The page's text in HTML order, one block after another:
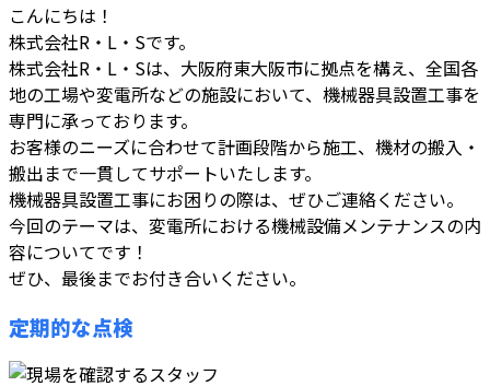
こんにちは！
株式会社R・L・Sです。
株式会社R・L・Sは、大阪府東大阪市に拠点を構え、全国各
地の工場や変電所などの施設において、機械器具設置工事を
専門に承っております。
お客様のニーズに合わせて計画段階から施工、機材の搬入・
搬出まで一貫してサポートいたします。
機械器具設置工事にお困りの際は、ぜひご連絡ください。
今回のテーマは、変電所における機械設備メンテナンスの内
容についてです！
ぜひ、最後までお付き合いください。
定期的な点検